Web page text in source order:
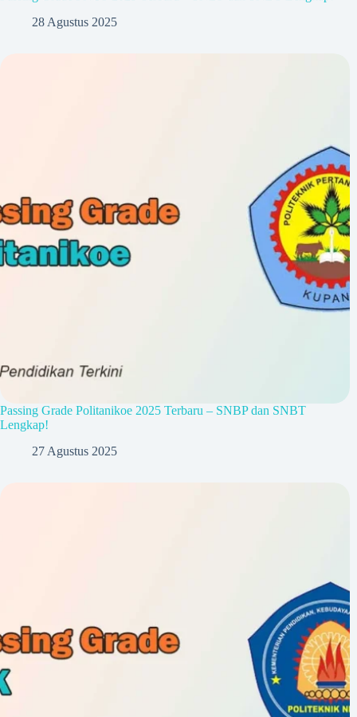
28 Agustus 2025
Passing Grade Politanikoe 2025 Terbaru – SNBP dan SNBT
Lengkap!
27 Agustus 2025